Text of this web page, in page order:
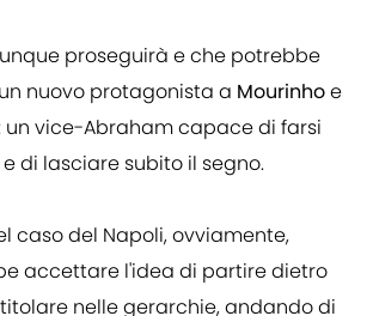
proseguirà e che potrebbe
nuovo protagonista a Mourinhoe
un vice-Abraham capace di farsi
di lasciare subito il segno.
caso del Napoli, ovviamente,
accettare l'idea di partire dietro
nelle gerarchie, andando di